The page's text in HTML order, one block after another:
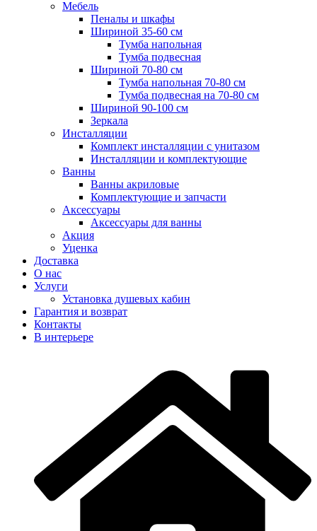
Мебель
Пеналы и шкафы
Шириной 35-60 см
Тумба напольная
Тумба подвесная
Шириной 70-80 см
Тумба напольная 70-80 см
Тумба подвесная на 70-80 см
Шириной 90-100 см
Зеркала
Инсталляции
Комплект инсталляции с унитазом
Инсталляции и комплектующие
Ванны
Ванны акриловые
Комплектующие и запчасти
Аксессуары
Аксеcсуары для ванны
Акция
Уценка
Доставка
О нас
Услуги
Установка душевых кабин
Гарантия и возврат
Контакты
В интерьере